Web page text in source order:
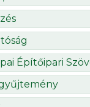
Építőipari